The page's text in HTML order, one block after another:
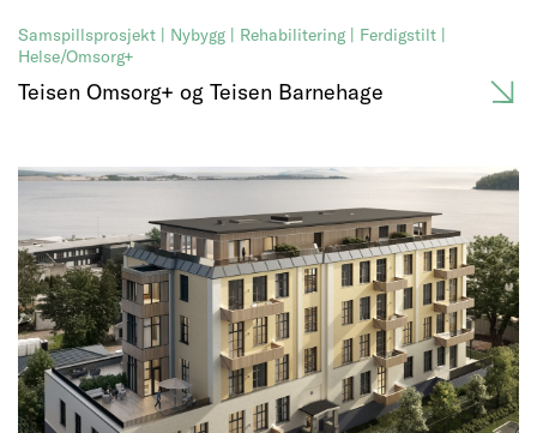
Samspillsprosjekt | Nybygg | Rehabilitering | Ferdigstilt |
Helse/Omsorg+
Teisen Omsorg+ og Teisen Barnehage